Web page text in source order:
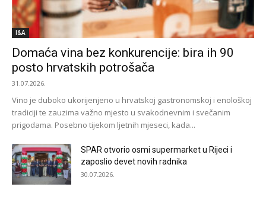
I&A
Domaća vina bez konkurencije: bira ih 90
posto hrvatskih potrošača
31.07.2026.
Vino je duboko ukorijenjeno u hrvatskoj gastronomskoj i enološkoj
tradiciji te zauzima važno mjesto u svakodnevnim i svečanim
prigodama. Posebno tijekom ljetnih mjeseci, kada...
SPAR otvorio osmi supermarket u Rijeci i
zaposlio devet novih radnika
30.07.2026.